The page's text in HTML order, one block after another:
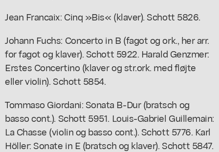
Jean Francaix: Cinq »Bis« (klaver). Schott 5826.
Johann Fuchs: Concerto in B (fagot og ork., her arr.
for fagot og klaver). Schott 5922. Harald Genzmer:
Erstes Concertino (klaver og str.ork. med fløjte
eller violin). Schott 5854.
Tommaso Giordani: Sonata B-Dur (bratsch og
basso cont.). Schott 5951. Louis-Gabriel Guillemain:
La Chasse (violin og basso cont.). Schott 5776. Karl
Höller: Sonate in E (bratsch og klaver). Schott 5847.